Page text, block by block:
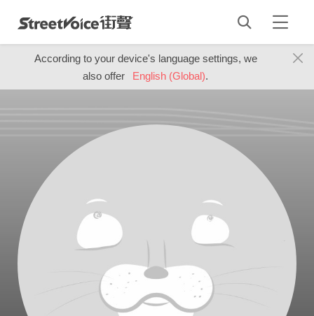
According to your device's language settings, we
also offer
English (Global).